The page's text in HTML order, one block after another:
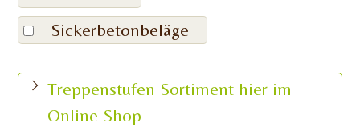
Sickerbetonbeläge
Treppenstufen Sortiment hier im
Online Shop